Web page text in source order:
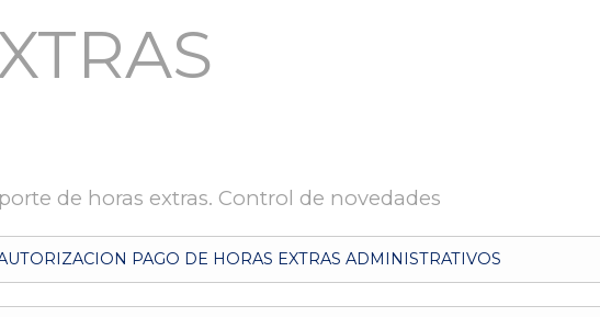
de horas extras. Control de novedades
PAGO DE HORAS EXTRAS ADMINISTRATIVOS